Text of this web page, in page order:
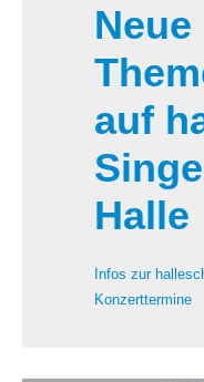
Neue
auf
Halle
Infos zur
Konzerttermine